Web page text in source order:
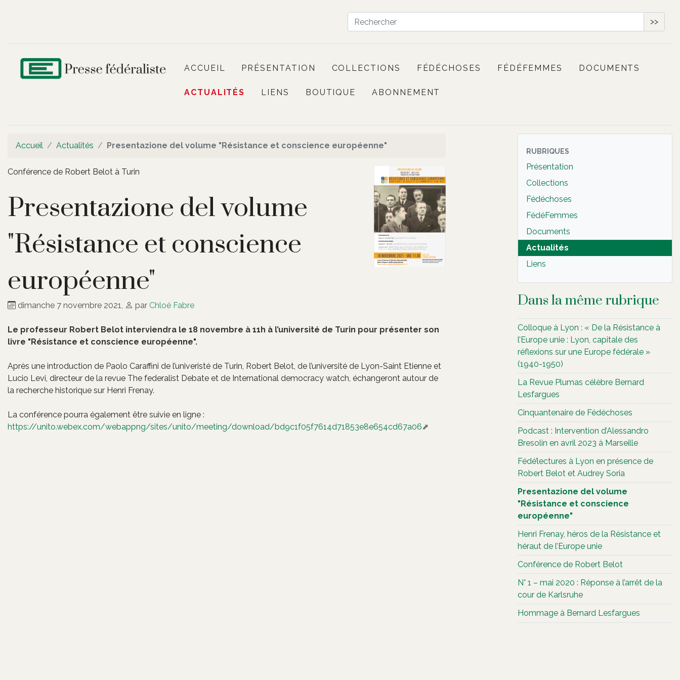
>>
ACCUEIL PRÉSENTATION COLLECTIONS FÉDÉCHOSES FÉDÉFEMMES DOCUMENTS
ACTUALITÉS LIENS BOUTIQUE ABONNEMENT
Accueil Actualités Presentazione del volume "Résistance et conscience européenne"
Conférence de Robert Belot à Turin
Presentazione del volume
"Résistance et conscience
européenne"
dimanche 7 novembre 2021, par Chloé Fabre
Le professeur Robert Belot interviendra le 18 novembre à 11h à l’université de Turin pour présenter son
livre "Résistance et conscience européenne".
Après une introduction de Paolo Caraffini de l’univeristé de Turin, Robert Belot, de l’université de Lyon-Saint Etienne et
Lucio Levi, directeur de la revue The federalist Debate et de International democracy watch, échangeront autour de
la recherche historique sur Henri Frenay.
La conférence pourra également être suivie en ligne :
https://unito.webex.com/webappng/sites/unito/meeting/download/bd9c1f05f7614d71853e8e654cd67a06
RUBRIQUES
Présentation
Collections
Fédéchoses
FédéFemmes
Documents
Actualités
Liens
Dans la même rubrique
Colloque à Lyon : « De la Résistance à
l’Europe unie : Lyon, capitale des
réflexions sur une Europe fédérale »
(1940-1950)
La Revue Plumas célèbre Bernard
Lesfargues
Cinquantenaire de Fédéchoses
Podcast : Intervention d’Alessandro
Bresolin en avril 2023 à Marseille
Fédé’lectures à Lyon en présence de
Robert Belot et Audrey Soria
Presentazione del volume
"Résistance et conscience
européenne"
Henri Frenay, héros de la Résistance et
héraut de l’Europe unie
Conférence de Robert Belot
N° 1 – mai 2020 : Réponse à l’arrêt de la
cour de Karlsruhe
Hommage à Bernard Lesfargues